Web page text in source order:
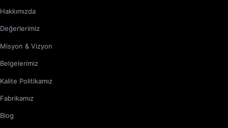
Hakkımızda
Değerlerimiz
Misyon & Vizyon
Belgelerimiz
Kalite Politikamız
Fabrikamız
Blog